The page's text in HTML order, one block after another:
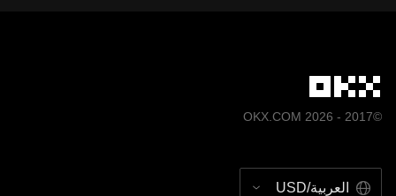
©2017 - 2026 OKX.COM
العربية/USD